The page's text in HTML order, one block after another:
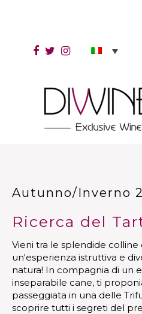
Autunno/Inverno
Ricerca del
Vieni tra le splendide
un'esperienza istruttiva e
natura! In compagnia di un
inseparabile cane, ti
passeggiata in una delle
scoprire tutti i segreti del